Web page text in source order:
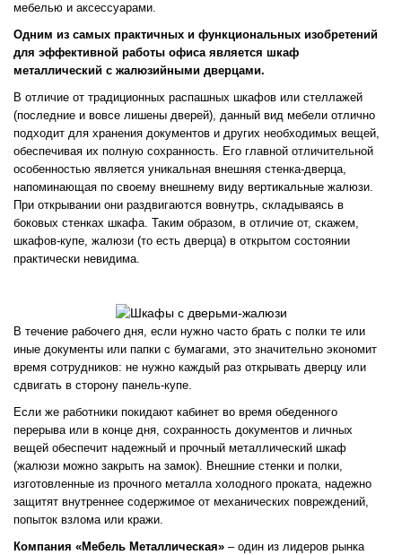
мебелью и аксессуарами.
Одним из самых практичных и функциональных изобретений
для эффективной работы офиса является шкаф
металлический с жалюзийными дверцами.
В отличие от традиционных распашных шкафов или стеллажей
(последние и вовсе лишены дверей), данный вид мебели отлично
подходит для хранения документов и других необходимых вещей,
обеспечивая их полную сохранность. Его главной отличительной
особенностью является уникальная внешняя стенка-дверца,
напоминающая по своему внешнему виду вертикальные жалюзи.
При открывании они раздвигаются вовнутрь, складываясь в
боковых стенках шкафа. Таким образом, в отличие от, скажем,
шкафов-купе, жалюзи (то есть дверца) в открытом состоянии
практически невидима.
В течение рабочего дня, если нужно часто брать с полки те или
иные документы или папки с бумагами, это значительно экономит
время сотрудников: не нужно каждый раз открывать дверцу или
сдвигать в сторону панель-купе.
Если же работники покидают кабинет во время обеденного
перерыва или в конце дня, сохранность документов и личных
вещей обеспечит надежный и прочный металлический шкаф
(жалюзи можно закрыть на замок). Внешние стенки и полки,
изготовленные из прочного металла холодного проката, надежно
защитят внутреннее содержимое от механических повреждений,
попыток взлома или кражи.
Компания «Мебель Металлическая» – один из лидеров рынка